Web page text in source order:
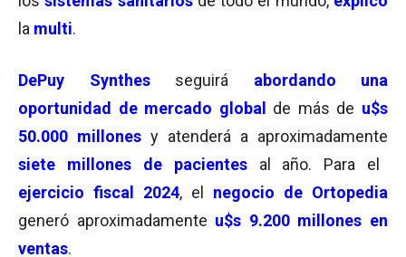
la multi.
DePuy Synthesseguirá abordando una
oportunidad de mercado global
de más de u$s
50.000 millones y atenderá a aproximadamente
siete millones de pacientesal año. Para el
ejercicio fiscal 2024, el negocio de Ortopedia
generó aproximadamente u$s 9.200 millones en
ventas.